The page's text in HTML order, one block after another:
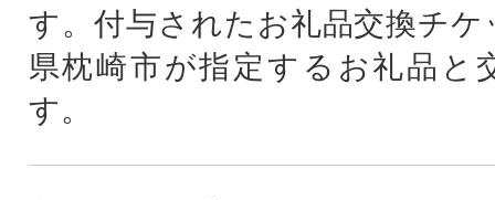
す。付与されたお礼品交換チケ
県枕崎市が指定するお礼品と
す。